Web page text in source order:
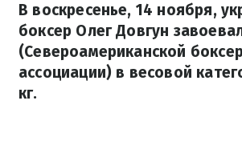
В воскресенье, 14 ноября,
боксер Олег Довгун
(Североамериканской
ассоциации) в весовой
кг.